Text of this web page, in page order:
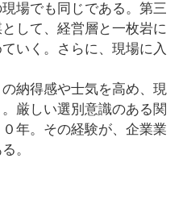
場でも同じである。第三
して、経営層と一枚岩に
いく。さらに、現場に入
納得感や士気を高め、現
厳しい選別意識のある関
年。その経験が、企業業
。